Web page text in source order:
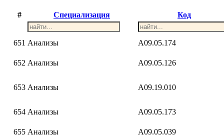
# Специализация Код
651 Анализы A09.05.174
652 Анализы A09.05.126
653 Анализы A09.19.010
654 Анализы A09.05.173
655 Анализы A09.05.039